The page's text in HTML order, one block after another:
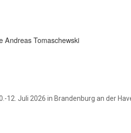
Andreas Tomaschewski
Juli 2026 in Brandenburg an der